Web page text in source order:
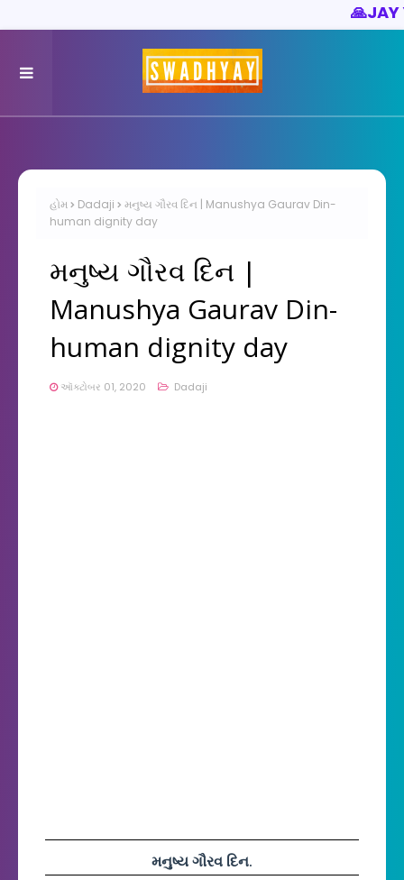
JAY
હોમ Dadaji
મનુષ્ય ગૌરવ દિન | Manushya Gaurav Din-
human dignity day
મનુષ્ય ગૌરવ દિન |
Manushya Gaurav Din-
human dignity day
ઑક્ટોબર 01, 2020 Dadaji
મનુષ્ય ગૌરવ દિન.